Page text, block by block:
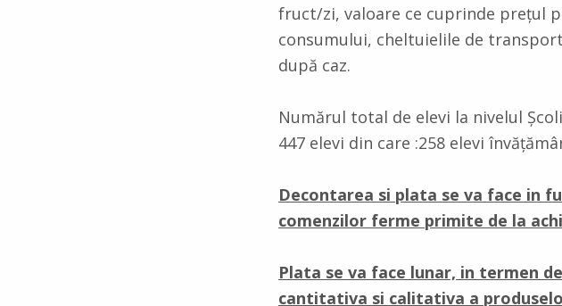
fruct/zi, valoare ce cuprinde prețul
consumului, cheltuielile de
după caz.
Numărul total de elevi la nivelul
447 elevi din care :258 elevi
Decontarea si plata se va face in
comenzilor ferme primite de la
Plata se va face lunar, in termen
cantitativa si calitativa a